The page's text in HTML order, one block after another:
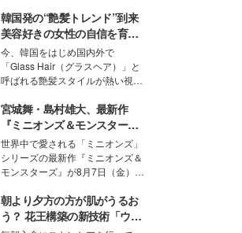
取締役兼クリエイティブディレク
ター・茅野しのぶ。一人ひとりの
個性に寄り添い、魅力を引き出す
衣装作りは、多くの女性たちに勇
気と自信を与え続けている。
韓国発の“艶髪トレンド”到来
美容好きの女性の自信を育む
「ヘアケア事情」って？
今、韓国をはじめ国内外で
「Glass Hair（グラスヘア）」と
呼ばれる艶髪スタイルが熱い視線
ションの完成度を高めるベースと
して、“髪そのものの美しさ”に改
めて注目する人が増えている様
子。今回は、そんな憧れの艶やか
な髪を日常で叶える、美容好きの
女性たちのヘアケア事情を紹介し
ます。
宮城舞・島村雄大、最新作
『ミニオンズ＆モンスター
ズ』の魅力熱弁 ハチャメチャ
だけじゃない“友情と絆”に感
動
世界中で愛される「ミニオンズ」
シリーズの最新作『ミニオンズ＆
モンスターズ』が8月7日（金）に
ニオン好き”という共通点を持つモ
デルの宮城舞と島村雄大の特別対
談をお届け！それぞれの視点か
朝より夕方の方が肌がうるお
う？ 花王構築の新技術「ウォ